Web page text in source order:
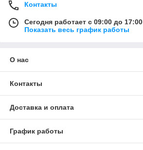
Контакты
Сегодня работает с 09:00 до 17:00
Показать весь график работы
О нас
Контакты
Доставка и оплата
График работы